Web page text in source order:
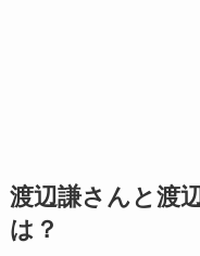
渡辺謙さんと渡
は？